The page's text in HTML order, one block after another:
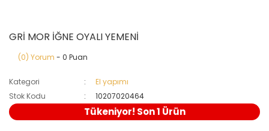
GRİ MOR İĞNE OYALI YEMENİ
(0) Yorum - 0 Puan
Kategori
El yapımı
Stok Kodu
10207020464
Tükeniyor! Son 1 Ürün